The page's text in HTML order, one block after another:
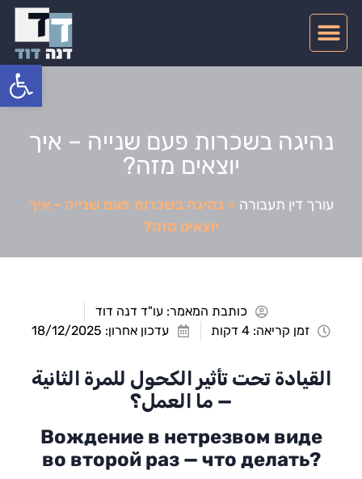
נהיגה בשכרות פעם שנייה – איך
יוצאים מזה?
עורך דין תעבורה » נהיגה בשכרות פעם שנייה – איך
יוצאים מזה?
כותבת המאמר:עו"ד דנה דוד
זמן קריאה: 4 דקות
עדכון אחרון: 18/12/2025
القيادة تحت تأثير الكحول للمرة الثانية
— ما العمل؟
Вождение в нетрезвом виде
во второй раз — что делать?
פתח